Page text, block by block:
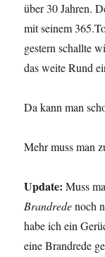
über 30 Jahren.
mit seinem
gestern schallte
das weite Rund
Da kann man
Mehr muss man
Update: Muss
Brandredenoch
habe ich ein
eine Brandrede